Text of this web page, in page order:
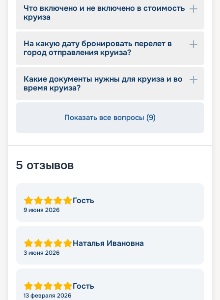
Что включено и не включено в стоимость
круиза
На какую дату бронировать перелет в
город отправления круиза?
Какие документы нужны для круиза и во
время круиза?
Показать все вопросы (9)
5 отзывов
Гость
9 июня 2026
Наталья Ивановна
3 июня 2026
Гость
13 февраля 2026